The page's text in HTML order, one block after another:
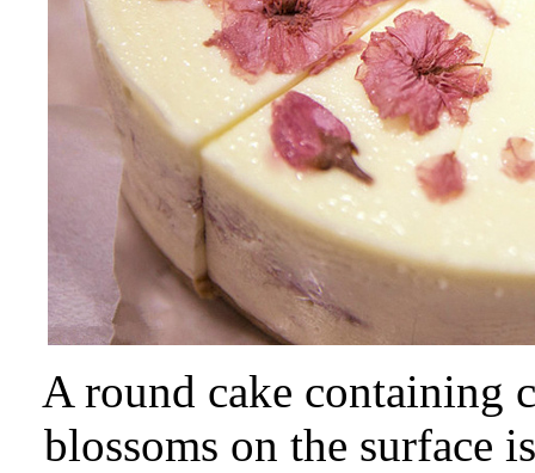
A round cake containing
blossoms on the surface